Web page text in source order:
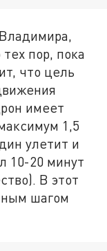
пор, пока
что цель
имеет
1,5
улетит и
10-20 минут
В этот
шагом